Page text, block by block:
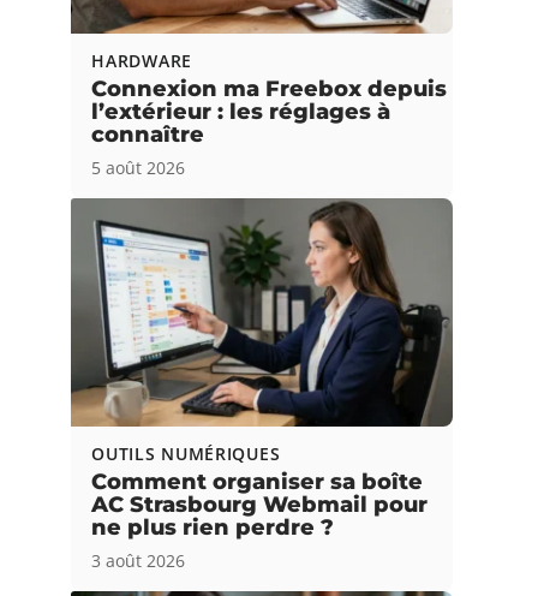
HARDWARE
Connexion ma Freebox depuis
l’extérieur : les réglages à
connaître
5 août 2026
OUTILS NUMÉRIQUES
Comment organiser sa boîte
AC Strasbourg Webmail pour
ne plus rien perdre ?
3 août 2026